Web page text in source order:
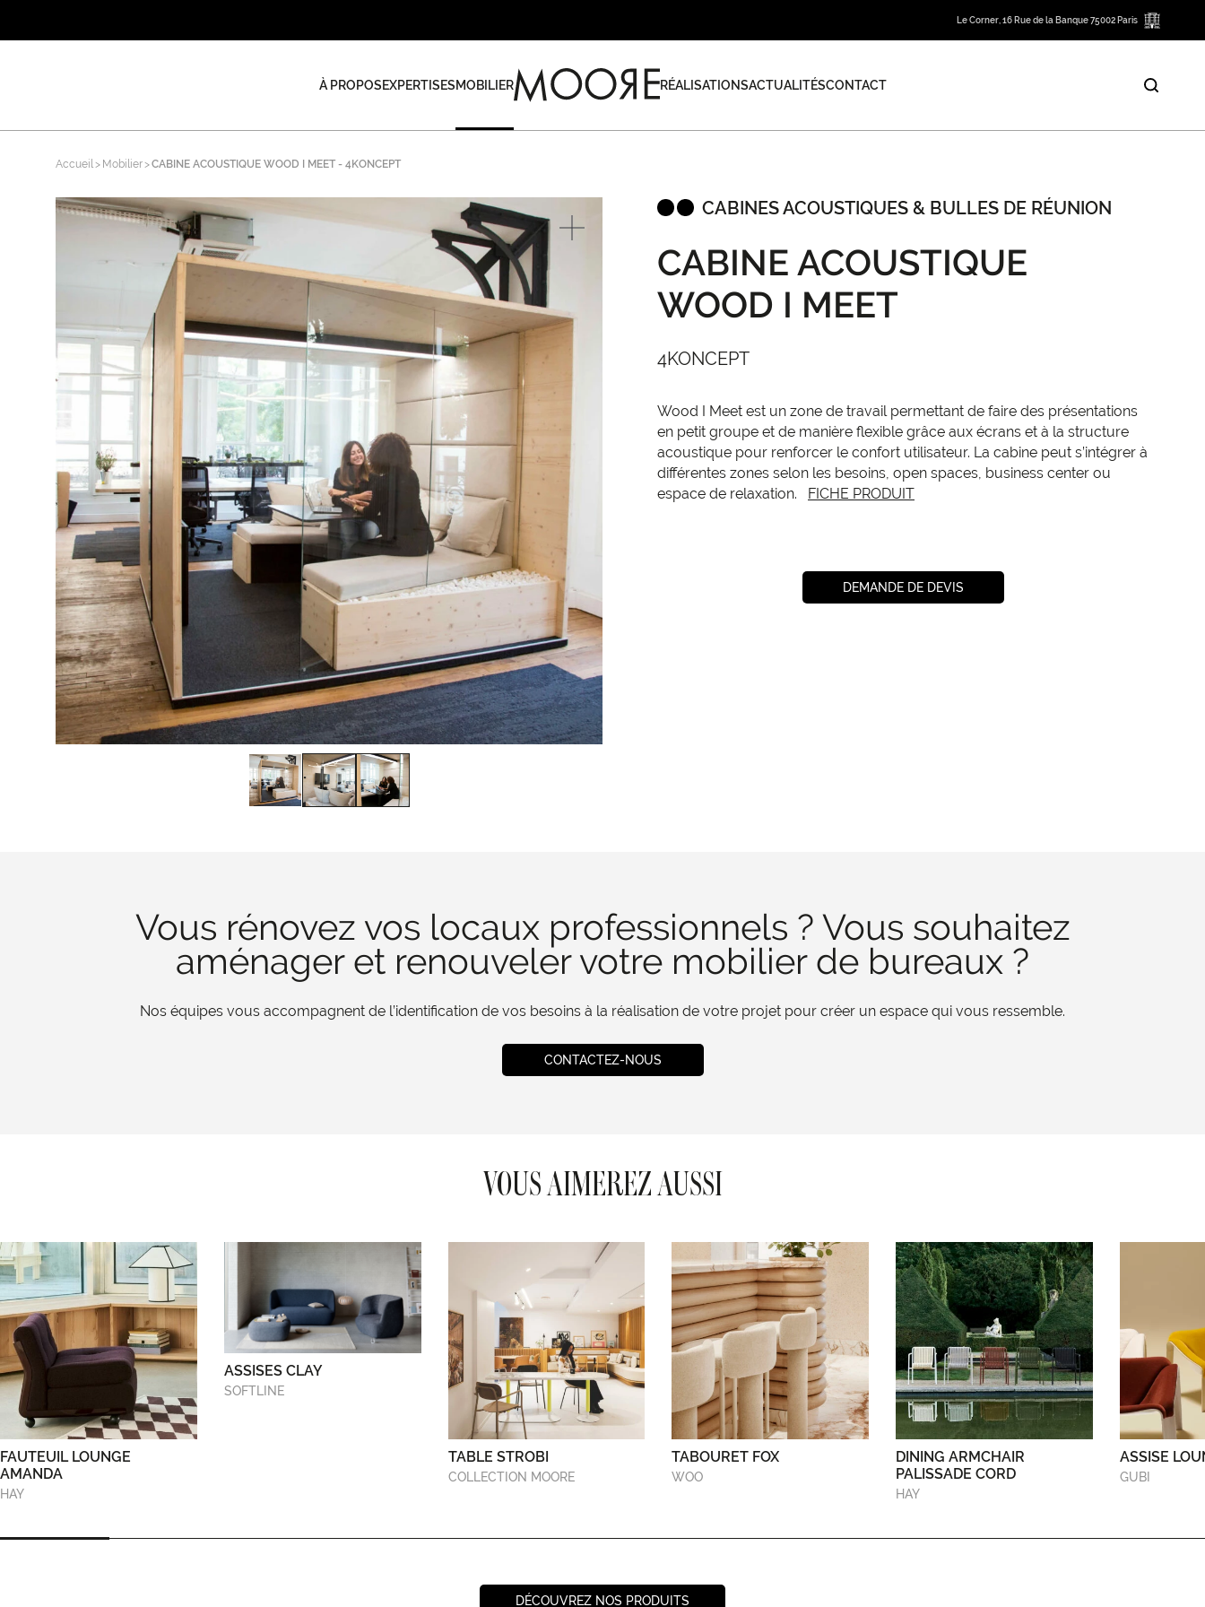
Le Corner, 16 Rue de la Banque 75002 Paris
À PROPOSEXPERTISESMOBILIER RÉALISATIONSACTUALITÉSCONTACT
Accueil Mobilier CABINE ACOUSTIQUE WOOD I MEET - 4KONCEPT
CABINES ACOUSTIQUES & BULLES DE RÉUNION
CABINE ACOUSTIQUE
WOOD I MEET
4KONCEPT
Wood I Meet est un zone de travail permettant de faire des présentations
en petit groupe et de manière flexible grâce aux écrans et à la structure
acoustique pour renforcer le confort utilisateur. La cabine peut s’intégrer à
différentes zones selon les besoins, open spaces, business center ou
espace de relaxation. FICHE PRODUIT
DEMANDE DE DEVIS
Vous rénovez vos locaux professionnels ? Vous souhaitez
aménager et renouveler votre mobilier de bureaux ?
Nos équipes vous accompagnent de l’identification de vos besoins à la réalisation de votre projet pour créer un espace qui vous ressemble.
CONTACTEZ-NOUS
VOUS AIMEREZ AUSSI
FAUTEUIL LOUNGE
AMANDA
HAY
ASSISES CLAY
SOFTLINE
TABLE STROBI
COLLECTION MOORE
TABOURET FOX
WOO
DINING ARMCHAIR
PALISSADE CORD
HAY
ASSISE
GUBI
DÉCOUVREZ NOS PRODUITS